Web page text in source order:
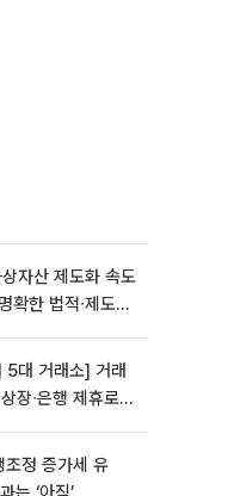
자산 제도화 속도
한 법적∙제도적
대 거래소] 거래
장∙은행 제휴로
조정 증가세 유